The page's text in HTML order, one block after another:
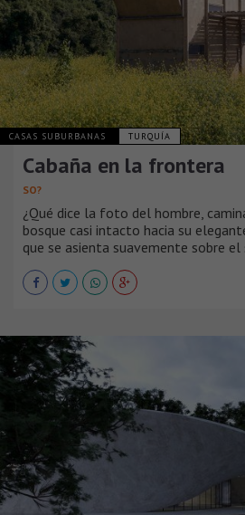
CASAS SUBURBANAS TURQUÍA
Cabaña en la frontera
SO?
¿Qué dice la foto del hombre,
bosque casi intacto hacia su
que se asienta suavemente sobre el